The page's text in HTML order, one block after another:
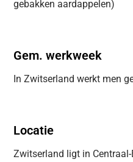
gebakken aardappelen)
Gem. werkweek
In Zwitserland werkt men
Locatie
Zwitserland ligt in